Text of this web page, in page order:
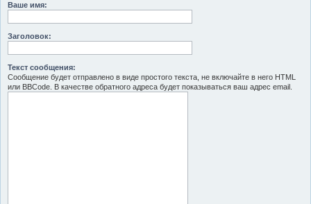
Ваше имя:
Заголовок:
Текст сообщения:
Сообщение будет отправлено в виде простого текста, не включайте в него HTML
или BBCode. В качестве обратного адреса будет показываться ваш адрес email.